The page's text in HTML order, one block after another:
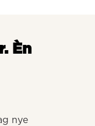
Èn
nye